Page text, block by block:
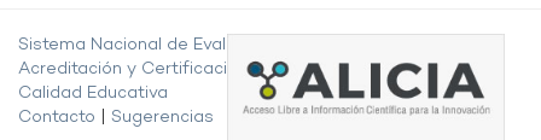
Sistema Nacional de Evaluación,
Acreditación y Certificación de la
Calidad Educativa
Contacto
Sugerencias